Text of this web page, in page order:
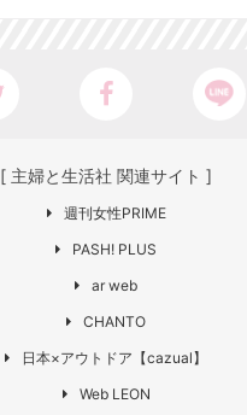
[ 主婦と生活社 関連サイト ]
週刊女性PRIME
PASH! PLUS
ar web
CHANTO
日本×アウトドア【cazual】
Web LEON